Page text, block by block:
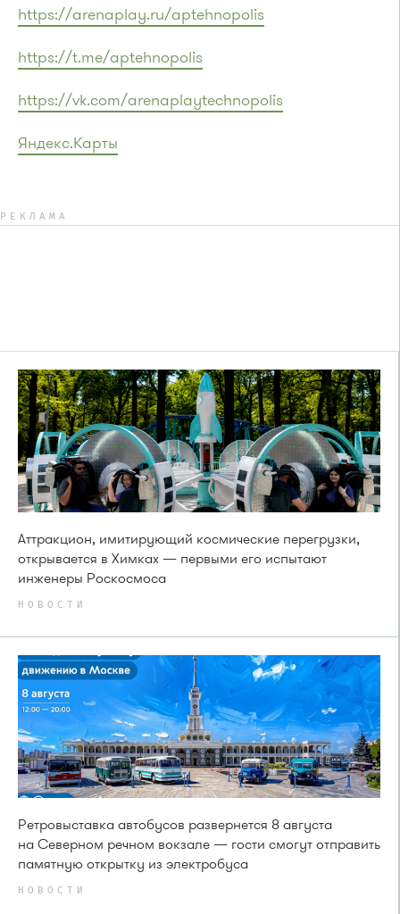
https://arenaplay.ru/aptehnopolis
https://t.me/aptehnopolis
https://vk.com/arenaplaytechnopolis
Яндекс.Карты
РЕКЛАМА
Аттракцион, имитирующий космические перегрузки,
открывается в Химках — первыми его испытают
инженеры Роскосмоса
НОВОСТИ
Ретровыставка автобусов развернется 8 августа
на Северном речном вокзале — гости смогут отправить
памятную открытку из электробуса
НОВОСТИ